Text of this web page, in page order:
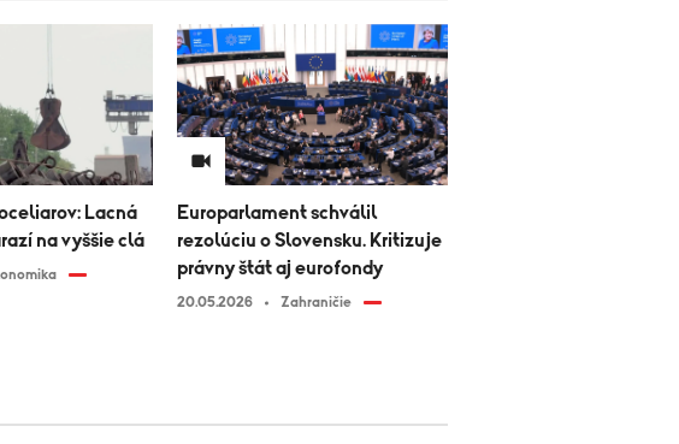
Lacná
na vyššie clá
Europarlament schválil
rezolúciu o Slovensku. Kritizuje
právny štát aj eurofondy
20.05.2026 Zahraničie